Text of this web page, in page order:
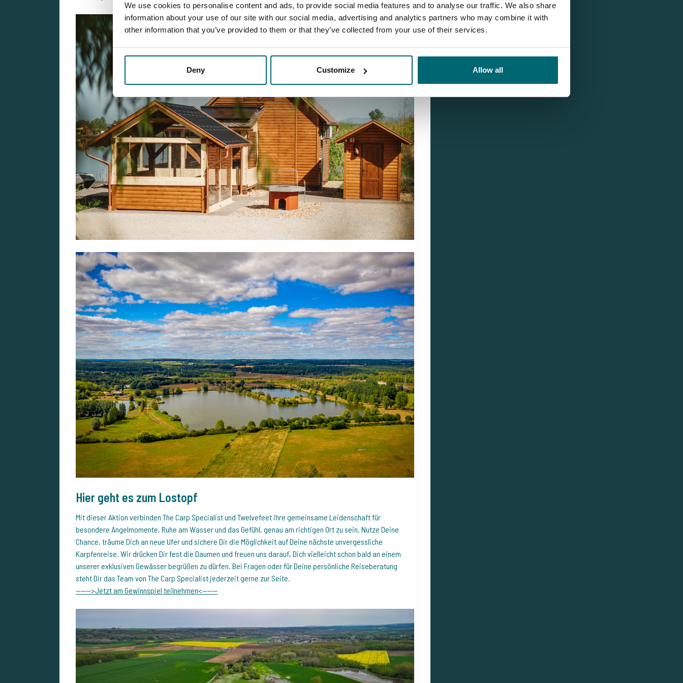
We use cookies to personalise content and ads, to provide social media features and to analyse our traffic. We also share
information about your use of our site with our social media, advertising and analytics partners who may combine it with
other information that you’ve provided to them or that they’ve collected from your use of their services.
Deny Customize Allow all
Hier geht es zum Lostopf
Mit dieser Aktion verbinden The Carp Specialist und Twelvefeet ihre gemeinsame Leidenschaft für
besondere Angelmomente, Ruhe am Wasser und das Gefühl, genau am richtigen Ort zu sein. Nutze Deine
Chance, träume Dich an neue Ufer und sichere Dir die Möglichkeit auf Deine nächste unvergessliche
Karpfenreise. Wir drücken Dir fest die Daumen und freuen uns darauf, Dich vielleicht schon bald an einem
unserer exklusiven Gewässer begrüßen zu dürfen. Bei Fragen oder für Deine persönliche Reiseberatung
steht Dir das Team von The Carp Specialist jederzeit gerne zur Seite.
------>Jetzt am Gewinnspiel teilnehmen<------